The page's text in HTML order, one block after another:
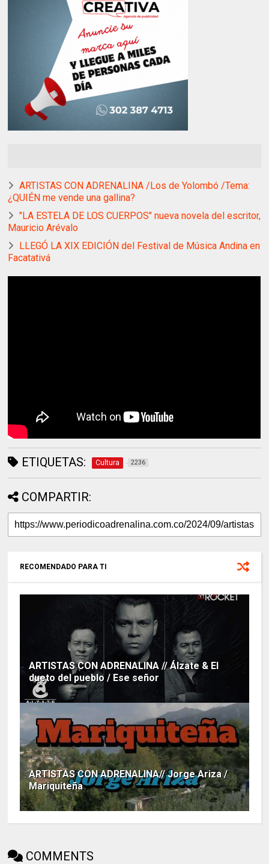
ARTISTAS CON ADRENALINA /Los de Yolombó /Tema:
¿QUIÉN me vende una gallina?
"LA ESTELA DE LOS CUERPOS" nueva novela del escritor,
Mauricio Arévalo
LLEGÓ LA XIX EDICIÓN del Festival de Música Andina en
Facatativá
ETIQUETAS: Cultura 2236
COMPARTIR:
RECOMENDADO PARA TI
ARTISTAS CON ADRENALINA // Álzate & El
dueto del pueblo / Ese señor
ARTISTAS CON ADRENALINA// Jorge Ariza /
Mariquiteña
COMMENTS